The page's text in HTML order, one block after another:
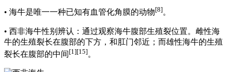
• 海牛是唯一一种已知有血管化角膜的动物[8]。
• 西非海牛性别辨认：通过观察海牛腹部生殖裂位置。雌性海
牛的生殖裂长在腹部的下方，和肛门邻近；而雄性海牛的生殖
裂长在腹部的中间 [1][15]。